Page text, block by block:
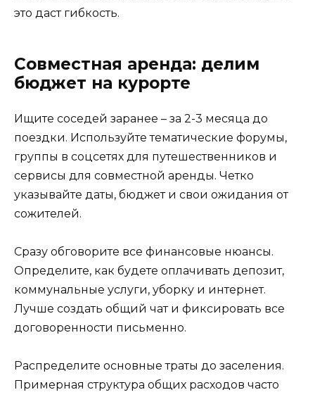
это даст гибкость.
Совместная аренда: делим
бюджет на курорте
Ищите соседей заранее – за 2-3 месяца до
поездки. Используйте тематические форумы,
группы в соцсетях для путешественников и
сервисы для совместной аренды. Четко
указывайте даты, бюджет и свои ожидания от
сожителей.
Сразу обговорите все финансовые нюансы.
Определите, как будете оплачивать депозит,
коммунальные услуги, уборку и интернет.
Лучше создать общий чат и фиксировать все
договоренности письменно.
Распределите основные траты до заселения.
Примерная структура общих расходов часто